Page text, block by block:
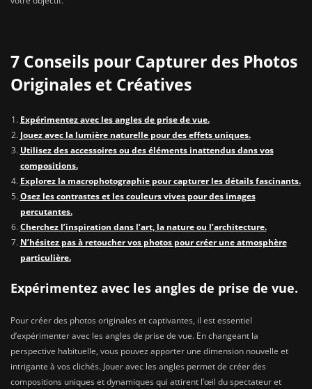
7 Conseils pour Capturer des Photos
Originales et Créatives
Expérimentez avec les angles de prise de vue.
Jouez avec la lumière naturelle pour des effets uniques.
Utilisez des accessoires ou des éléments inattendus dans vos
compositions.
Explorez la macrophotographie pour capturer les détails fascinants.
Osez les contrastes et les couleurs vives pour des images
percutantes.
Cherchez l’inspiration dans l’art, la nature ou l’architecture.
N’hésitez pas à retoucher vos photos pour créer une atmosphère
particulière.
Expérimentez avec les angles de prise de vue.
Pour créer des photos originales et captivantes, il est essentiel
d’expérimenter avec les angles de prise de vue. En changeant la
perspective habituelle, vous pouvez apporter une dimension nouvelle et
intrigante à vos clichés. Jouer avec les angles permet de créer des
compositions uniques et dynamiques qui attirent l’œil du spectateur et